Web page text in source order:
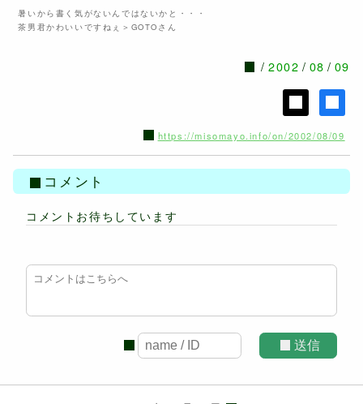
暑いから書く気がないんではないかと・・・
茶男君かわいいですねぇ＞GOTOさん
2002 08 09
https://misomayo.info/on/2002/08/09
コメント
コメントお待ちしています
送信